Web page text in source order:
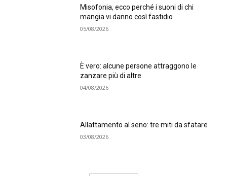
Misofonia, ecco perché i suoni di chi
mangia vi danno così fastidio
05/08/2026
È vero: alcune persone attraggono le
zanzare più di altre
04/08/2026
Allattamento al seno: tre miti da sfatare
03/08/2026